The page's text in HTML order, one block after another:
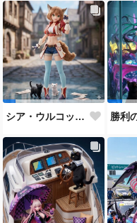
シア・ウルコット(ここ俺) アクリルドールフィギュア